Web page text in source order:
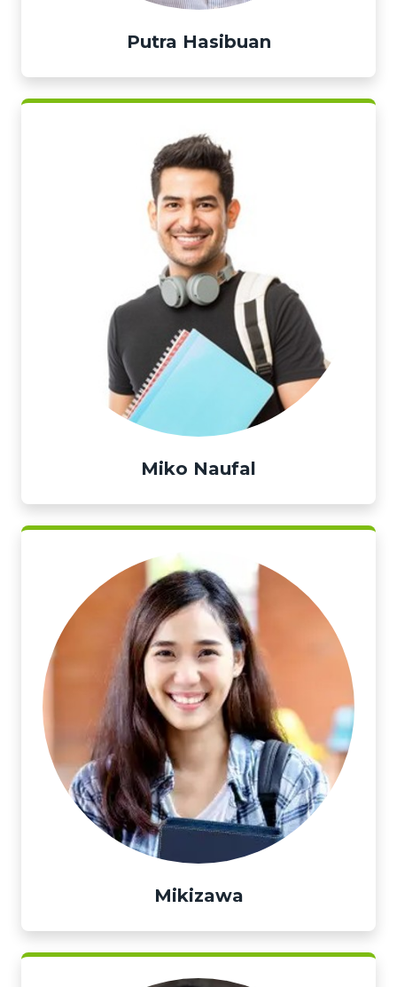
Putra Hasibuan
Miko Naufal
Mikizawa